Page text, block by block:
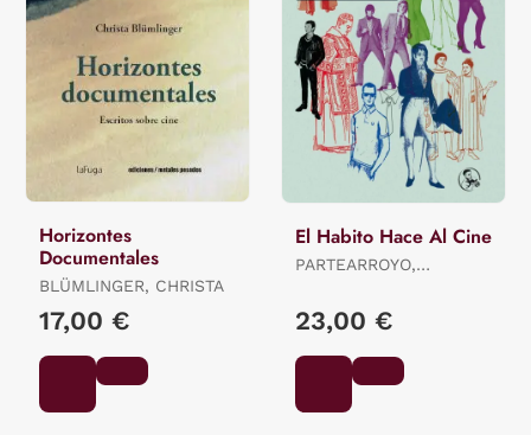
Horizontes
Documentales
BLÜMLINGER, CHRISTA
17,00 €
El Habito Hace Al Cine
PARTEARROYO,
23,00 €